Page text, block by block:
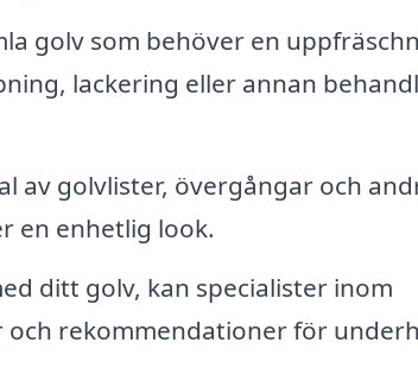
golv som behöver en
lackering eller annan
av golvlister, övergångar och
en enhetlig look.
ditt golv, kan specialister inom
rekommendationer för